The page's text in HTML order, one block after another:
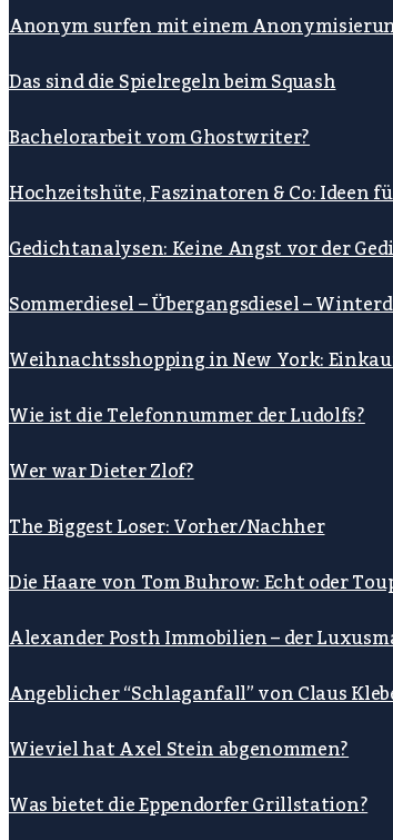
Anonym surfen mit einem
Das sind die Spielregeln beim Squash
Bachelorarbeit vom Ghostwriter?
Hochzeitshüte, Faszinatoren & Co: Ideen
Gedichtanalysen: Keine Angst vor der
Sommerdiesel – Übergangsdiesel –
Weihnachtsshopping in New York:
Wie ist die Telefonnummer der Ludolfs?
Wer war Dieter Zlof?
The Biggest Loser: Vorher/Nachher
Die Haare von Tom Buhrow: Echt oder
Alexander Posth Immobilien – der
Angeblicher “Schlaganfall” von Claus
Wieviel hat Axel Stein abgenommen?
Was bietet die Eppendorfer Grillstation?